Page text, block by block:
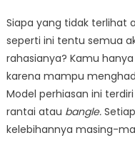
Siapa yang tidak terlihat
seperti ini tentu semua
rahasianya? Kamu
karena mampu
Model perhiasan ini
rantai atau bangle.
kelebihannya masing-